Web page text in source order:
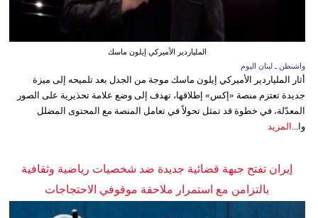
الملياردير الأميركي إيلون ماسك
واشنطن ـ لبنان اليوم
أثار الملياردير الأميركي إيلون ماسك موجة من الجدل بعد تلميحه إلى ميزة
جديدة تعتزم منصة «إكس» إطلاقها، تهدف إلى وضع علامة تحذيرية على الصور
المعدّلة، في خطوة قد تمثل تحولاً في تعامل المنصة مع المحتوى المضلل
وا...
المزيد
إيران تفتح جبهة قضائية جديدة ضد شخصيات رياضية وثقافية
بالتزامن مع استمرار ملاحقة موقوفي الاحتجاجات